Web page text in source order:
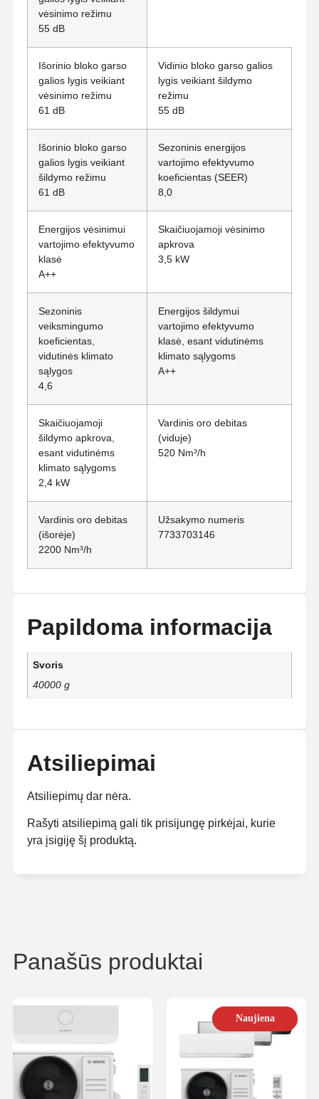
vėsinimo režimu
55 dB
Išorinio bloko garso
galios lygis veikiant
vėsinimo režimu
61 dB
Vidinio bloko garso galios
lygis veikiant šildymo
režimu
55 dB
Išorinio bloko garso
galios lygis veikiant
šildymo režimu
61 dB
Sezoninis energijos
vartojimo efektyvumo
koeficientas (SEER)
8,0
Energijos vėsinimui
vartojimo efektyvumo
klasė
A++
Skaičiuojamoji vėsinimo
apkrova
3,5 kW
Sezoninis
veiksmingumo
koeficientas,
vidutinės klimato
sąlygos
4,6
Energijos šildymui
vartojimo efektyvumo
klasė, esant vidutinėms
klimato sąlygoms
A++
Skaičiuojamoji
šildymo apkrova,
esant vidutinėms
klimato sąlygoms
2,4 kW
Vardinis oro debitas
(viduje)
520 Nm³/h
Vardinis oro debitas
(išorėje)
2200 Nm³/h
Užsakymo numeris
7733703146
Papildoma informacija
Svoris
40000 g
Atsiliepimai
Atsiliepimų dar nėra.
Rašyti atsiliepimą gali tik prisijungę pirkėjai, kurie
yra įsigiję šį produktą.
Panašūs produktai
Naujiena